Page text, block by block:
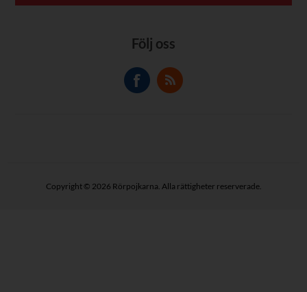
Följ oss
Copyright © 2026 Rörpojkarna. Alla rättigheter reserverade.